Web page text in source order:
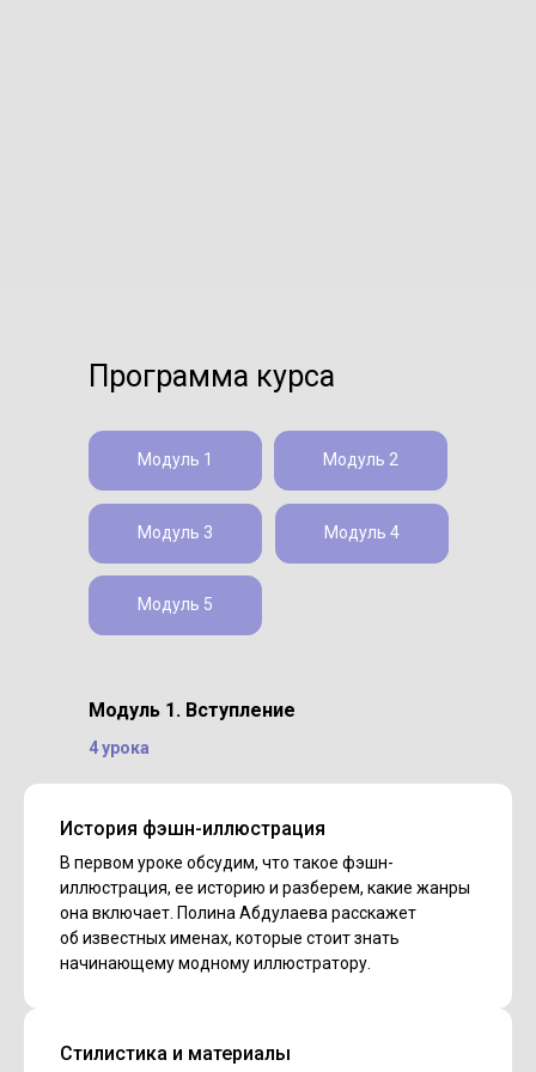
Программа курса
Модуль 1 Модуль 2
Модуль 3 Модуль 4
Модуль 5
Модуль 1. Вступление
4 урока
История фэшн-иллюстрация
В первом уроке обсудим, что такое фэшн-
иллюстрация, ее историю и разберем, какие жанры
она включает. Полина Абдулаева расскажет
об известных именах, которые стоит знать
начинающему модному иллюстратору.
Стилистика и материалы